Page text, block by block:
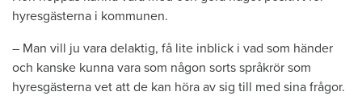
hyresgästerna i kommunen.
– Man vill ju vara delaktig, få lite inblick i vad som händer
och kanske kunna vara som någon sorts språkrör som
hyresgästerna vet att de kan höra av sig till med sina frågor.